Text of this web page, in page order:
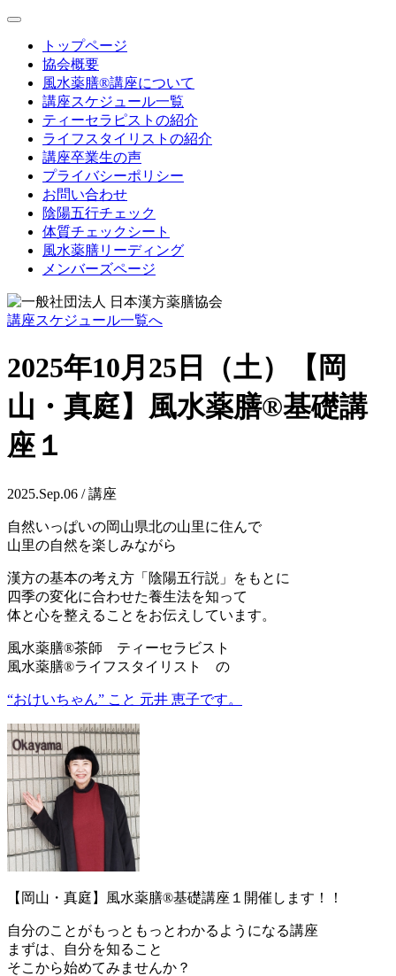
toggle
navigationトップページ
協会概要
風水薬膳®講座について
講座スケジュール一覧
ティーセラピストの紹介
ライフスタイリストの紹介
講座卒業生の声
プライバシーポリシー
お問い合わせ
陰陽五行チェック
体質チェックシート
風水薬膳リーディング
メンバーズページ
講座スケジュール一覧へ
2025年10月25日（土）【岡
山・真庭】風水薬膳®基礎講
座１
2025.Sep.06 / 講座
自然いっぱいの岡山県北の山里に住んで
山里の自然を楽しみながら
漢方の基本の考え方「陰陽五行説」をもとに
四季の変化に合わせた養生法を知って
体と心を整えることをお伝えしています。
風水薬膳®茶師 ティーセラビスト
風水薬膳®ライフスタイリスト の
“おけいちゃん” こと 元井 恵子です。
【岡山・真庭】風水薬膳®基礎講座１開催します！！
自分のことがもっともっとわかるようになる講座
まずは、自分を知ること
そこから始めてみませんか？